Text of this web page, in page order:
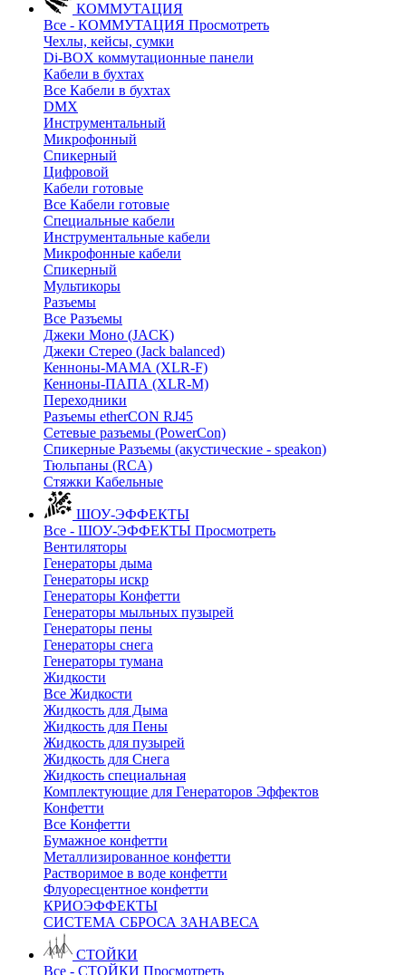
КОММУТАЦИЯ
Все - КОММУТАЦИЯ Просмотреть
Чехлы, кейсы, сумки
Di-BOX коммутационные панели
Кабели в бухтах
Все Кабели в бухтах
DMX
Инструментальный
Микрофонный
Спикерный
Цифровой
Кабели готовые
Все Кабели готовые
Cпециальные кабели
Инструментальные кабели
Микрофонные кабели
Спикерный
Мультикоры
Разъемы
Все Разъемы
Джеки Моно (JACK)
Джеки Стерео (Jack balanced)
Кенноны-МАМА (XLR-F)
Кенноны-ПАПА (XLR-M)
Переходники
Разъемы etherCON RJ45
Сетевые разъемы (PowerCon)
Спикерные Разъемы (акустические - speakon)
Тюльпаны (RCA)
Стяжки Кабельные
ШОУ-ЭФФЕКТЫ
Все - ШОУ-ЭФФЕКТЫ Просмотреть
Вентиляторы
Генераторы дыма
Генераторы искр
Генераторы Конфетти
Генераторы мыльных пузырей
Генераторы пены
Генераторы снега
Генераторы тумана
Жидкости
Все Жидкости
Жидкость для Дыма
Жидкость для Пены
Жидкость для пузырей
Жидкость для Снега
Жидкость специальная
Комплектующие для Генераторов Эффектов
Конфетти
Все Конфетти
Бумажное конфетти
Металлизированное конфетти
Растворимое в воде конфетти
Флуоресцентное конфетти
КРИОЭФФЕКТЫ
СИСТЕМА СБРОСА ЗАНАВЕСА
СТОЙКИ
Все - СТОЙКИ Просмотреть